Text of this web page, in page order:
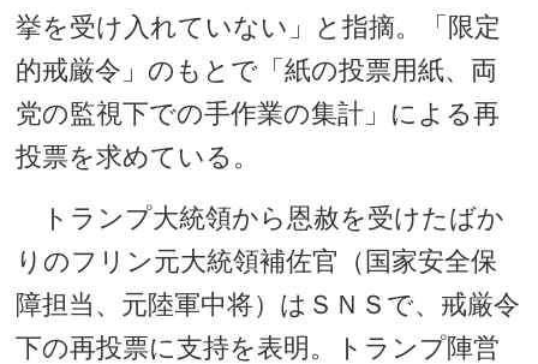
挙を受け入れていない」と指摘。「限定
的戒厳令」のもとで「紙の投票用紙、両
党の監視下での手作業の集計」による再
投票を求めている。
トランプ大統領から恩赦を受けたばか
りのフリン元大統領補佐官（国家安全保
障担当、元陸軍中将）はＳＮＳで、戒厳令
下の再投票に支持を表明。トランプ陣営